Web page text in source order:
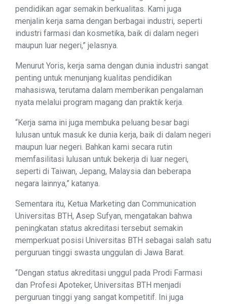
pendidikan agar semakin berkualitas. Kami juga
menjalin kerja sama dengan berbagai industri, seperti
industri farmasi dan kosmetika, baik di dalam negeri
maupun luar negeri,” jelasnya.
Menurut Yoris, kerja sama dengan dunia industri sangat
penting untuk menunjang kualitas pendidikan
mahasiswa, terutama dalam memberikan pengalaman
nyata melalui program magang dan praktik kerja.
“Kerja sama ini juga membuka peluang besar bagi
lulusan untuk masuk ke dunia kerja, baik di dalam negeri
maupun luar negeri. Bahkan kami secara rutin
memfasilitasi lulusan untuk bekerja di luar negeri,
seperti di Taiwan, Jepang, Malaysia dan beberapa
negara lainnya,” katanya.
Sementara itu, Ketua Marketing dan Communication
Universitas BTH, Asep Sufyan, mengatakan bahwa
peningkatan status akreditasi tersebut semakin
memperkuat posisi Universitas BTH sebagai salah satu
perguruan tinggi swasta unggulan di Jawa Barat.
“Dengan status akreditasi unggul pada Prodi Farmasi
dan Profesi Apoteker, Universitas BTH menjadi
perguruan tinggi yang sangat kompetitif. Ini juga